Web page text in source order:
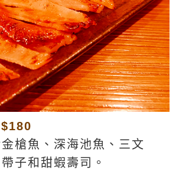
槍魚、深海池魚、三文
子和甜蝦壽司。